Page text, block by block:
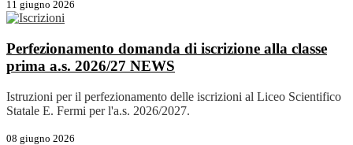
11 giugno 2026
Perfezionamento domanda di iscrizione alla classe
prima a.s. 2026/27 NEWS
Istruzioni per il perfezionamento delle iscrizioni al Liceo Scientifico
Statale E. Fermi per l'a.s. 2026/2027.
08 giugno 2026